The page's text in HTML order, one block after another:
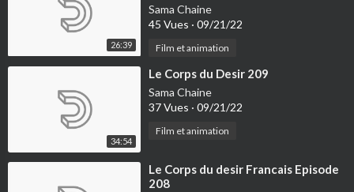
26:39
Sama Chaine
45 Vues · 09/21/22
Film et animation
34:54
⁣Le Corps du Desir 209
Sama Chaine
37 Vues · 09/21/22
Film et animation
⁣Le Corps du desir Francais Episode
208